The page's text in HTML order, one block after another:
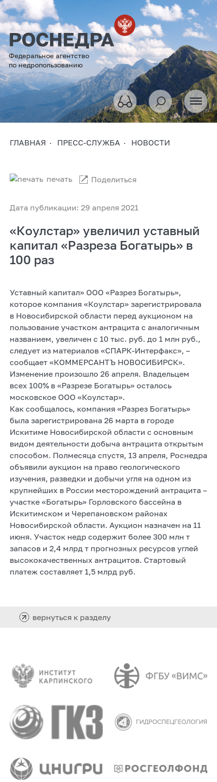
Федеральное агентство
по недропользованию
ГЛАВНАЯ ПРЕСС-СЛУЖБА НОВОСТИ
Дата публикации: 29 апреля 2021
печать Поделиться
«Коулстар» увеличил уставный
капитал «Разреза Богатырь» в
100 раз
Уставный капитал» ООО «Разрез Богатырь»,
которое компания «Коулстар» зарегистрировала
в Новосибирской области перед аукционом на
пользование участком антрацита с аналогичным
названием, увеличен с 10 тыс. руб. до 1 млн руб.,
следует из материалов «СПАРК-Интерфакс», –
сообщает «КОММЕРСАНТЪ НОВОСИБИРСК».
Изменение произошло 26 апреля. Владельцем
всех 100% в «Разрезе Богатырь» осталось
московское ООО «Коулстар».
Как сообщалось, компания «Разрез Богатырь»
была зарегистрирована 26 марта в городе
Искитиме Новосибирской области с основным
видом деятельности добыча антрацита открытым
способом. Полмесяца спустя, 13 апреля, Роснедра
объявили аукцион на право геологического
изучения, разведки и добычи угля на одном из
крупнейших в России месторождений антрацита –
участке «Богатырь» Горловского бассейна в
Искитимском и Черепановском районах
Новосибирской области. Аукцион назначен на 11
июня. Участок недр содержит более 300 млн т
запасов и 2,4 млрд т прогнозных ресурсов углей
высококачественных антрацитов. Стартовый
платеж составляет 1,5 млрд руб.
вернуться к разделу